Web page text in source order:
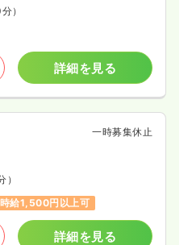
）
詳細を見る
一時募集休止
）
時給1,500円以上可
詳細を見る